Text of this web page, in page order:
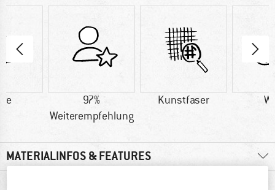
97%
Weiterempfehlung
Kunstfaser
MATERIALINFOS & FEATURES